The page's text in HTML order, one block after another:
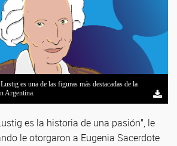
es una de las figuras más destacadas de la
Argentina.
es la historia de una pasión”, le
le otorgaron a Eugenia Sacerdote